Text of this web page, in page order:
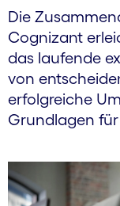
Die
Cognizant
das laufende
von
erfolgreiche
Grundlagen